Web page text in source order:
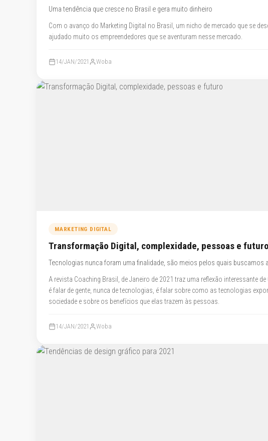
Uma tendência que cresce no Brasil e gera muito dinheiro
Com o avanço do Marketing Digital no Brasil, um nicho de mercado que se
ajudado muito os empreendedores que se aventuram nesse mercado.
14/JAN/2021 Woba
MARKETING DIGITAL
Transformação Digital, complexidade, pessoas e futuro
Tecnologias nunca foram uma finalidade, são meios pelos quais buscamos
A revista Coaching Brasil, de Janeiro de 2021 traz uma reflexão interessante
é falar de gente, nunca de tecnologias, é falar sobre como as tecnologias
sociedade e sobre os benefícios que elas trazem às pessoas.
14/JAN/2021 Woba